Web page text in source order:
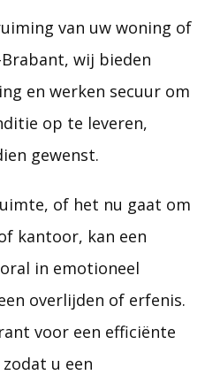
van uw woning of
wij bieden
en werken secuur om
op te leveren,
gewenst.
of het nu gaat om
kantoor, kan een
in emotioneel
overlijden of erfenis.
voor een efficiënte
u een